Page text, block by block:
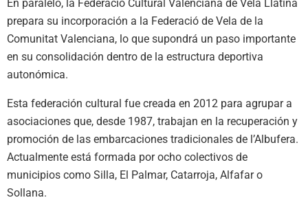
En paralelo, la Federació Cultural Valenciana de Vela Llatina
prepara su incorporación a la Federació de Vela de la
Comunitat Valenciana, lo que supondrá un paso importante
en su consolidación dentro de la estructura deportiva
autonómica.
Esta federación cultural fue creada en 2012 para agrupar a
asociaciones que, desde 1987, trabajan en la recuperación y
promoción de las embarcaciones tradicionales de l’Albufera.
Actualmente está formada por ocho colectivos de
municipios como Silla, El Palmar, Catarroja, Alfafar o
Sollana.